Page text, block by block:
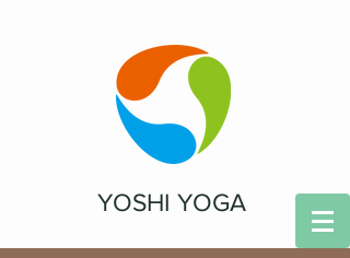
YOSHI YOGA